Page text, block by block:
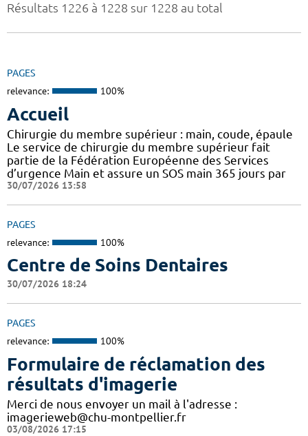
Résultats 1226 à 1228 sur 1228 au total
PAGES
relevance: 100%
Accueil
Chirurgie du membre supérieur : main, coude, épaule
Le service de chirurgie du membre supérieur fait
partie de la Fédération Européenne des Services
d’urgence Main et assure un SOS main 365 jours par
30/07/2026 13:58
PAGES
relevance: 100%
Centre de Soins Dentaires
30/07/2026 18:24
PAGES
relevance: 100%
Formulaire de réclamation des
résultats d'imagerie
Merci de nous envoyer un mail à l'adresse :
imagerieweb@chu-montpellier.fr
03/08/2026 17:15